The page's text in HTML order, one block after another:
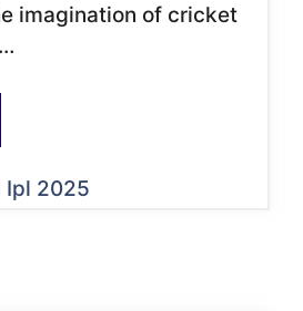
imagination of cricket
Ipl 2025